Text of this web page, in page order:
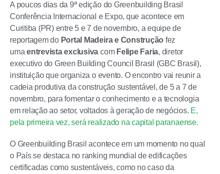
A poucos dias da 9ª edição do Greenbuilding Brasil
Conferência Internacional e Expo, que acontece em
Curitiba (PR) entre 5 e 7 de novembro, a equipe de
reportagem do Portal Madeira e Construção fez
umaentrevista exclusiva com Felipe Faria, diretor
executivo do Green Building Council Brasil (GBC Brasil),
instituição que organiza o evento. O encontro vai reunir a
cadeia produtiva da construção sustentável, de 5 a 7 de
novembro, para fomentar o conhecimento e a tecnologia
em relação ao setor, voltados à geração de negócios. E,
pela primeira vez, será realizado na capital paranaense.
O Greenbuilding Brasil acontece em um momento no qual
o País se destaca no ranking mundial de edificações
certificadas como sustentáveis, como no caso da